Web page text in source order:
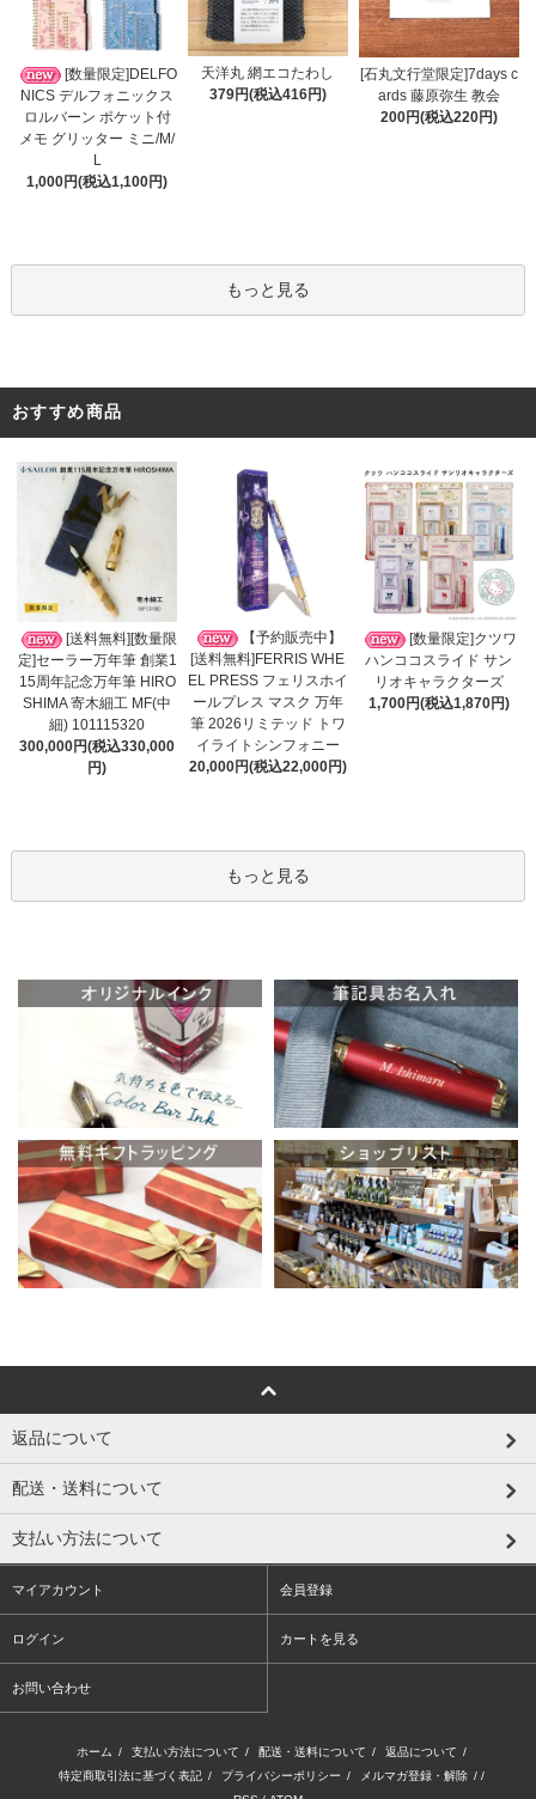
[数量限定]DELFO
NICS デルフォニックス
ロルバーン ポケット付
メモ グリッター ミニ/M/
L
1,000円(税込1,100円)
天洋丸 網エコたわし
379円(税込416円)
[石丸文行堂限定]7days c
ards 藤原弥生 教会
200円(税込220円)
もっと見る
おすすめ商品
[送料無料][数量限
定]セーラー万年筆 創業1
15周年記念万年筆 HIRO
SHIMA 寄木細工 MF(中
細) 101115320
300,000円(税込330,000
円)
【予約販売中】
[送料無料]FERRIS WHE
EL PRESS フェリスホイ
ールプレス マスク 万年
筆 2026リミテッド トワ
イライトシンフォニー
20,000円(税込22,000円)
[数量限定]クツワ
ハンココスライド サン
リオキャラクターズ
1,700円(税込1,870円)
もっと見る
返品について
配送・送料について
支払い方法について
マイアカウント 会員登録
ログイン カートを見る
お問い合わせ
ホーム / 支払い方法について / 配送・送料について / 返品について /
特定商取引法に基づく表記 / プライバシーポリシー / メルマガ登録・解除 / /